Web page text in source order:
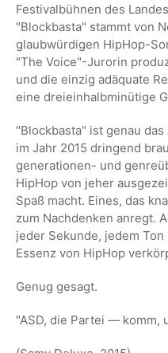
Festivalbühnen des
"Blockbasta" stammt von
glaubwürdigen HipHop-
"The Voice"-Jurorin
und die einzig adäquate
eine dreieinhalbminütige
"Blockbasta" ist genau
im Jahr 2015 dringend
generationen- und
HipHop von jeher
Spaß macht. Eines, das
zum Nachdenken anregt.
jeder Sekunde, jedem
Essenz von HipHop
Genug gesagt.
"ASD, die Partei — komm,